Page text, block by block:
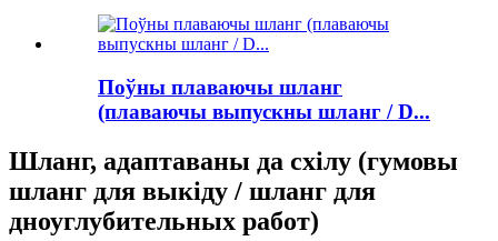
Поўны плаваючы шланг
(плаваючы выпускны шланг / D...
Шланг, адаптаваны да схілу (гумовы
шланг для выкіду / шланг для
дноуглубительных работ)